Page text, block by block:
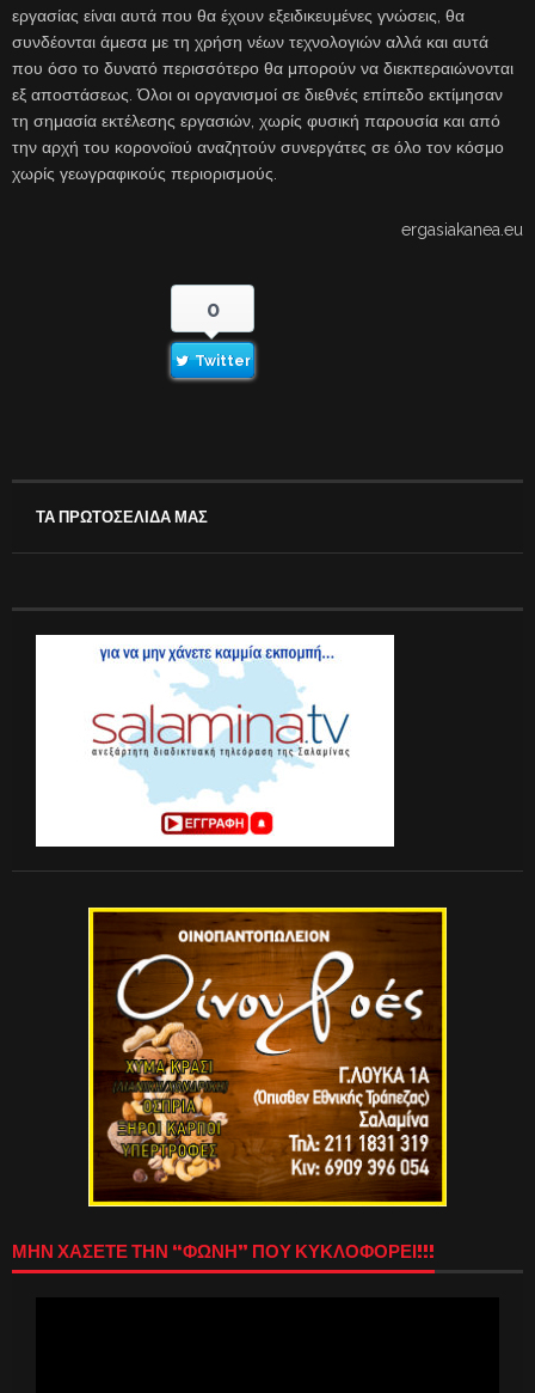
εργασίας είναι αυτά που θα έχουν εξειδικευμένες γνώσεις, θα
συνδέονται άμεσα με τη χρήση νέων τεχνολογιών αλλά και αυτά
που όσο το δυνατό περισσότερο θα μπορούν να διεκπεραιώνονται
εξ αποστάσεως. Όλοι οι οργανισμοί σε διεθνές επίπεδο εκτίμησαν
τη σημασία εκτέλεσης εργασιών, χωρίς φυσική παρουσία και από
την αρχή του κορονοϊού αναζητούν συνεργάτες σε όλο τον κόσμο
χωρίς γεωγραφικούς περιορισμούς.
ergasiakanea.eu
0
Twitter
ΤΑ ΠΡΩΤΟΣΕΛΙΔΑ ΜΑΣ
ΜΗΝ ΧΑΣΕΤΕ ΤΗΝ “ΦΩΝΗ” ΠΟΥ ΚΥΚΛΟΦΟΡΕΙ!!!